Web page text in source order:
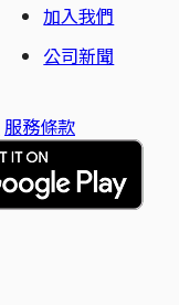
加入我們
公司新聞
服務條款